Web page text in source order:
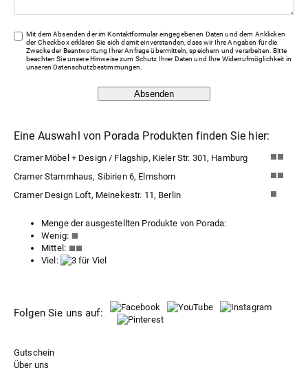
Mit dem Absenden der im Kontaktformular eingegebenen Daten und dem Anklicken
der Checkbox erklären Sie sich damit einverstanden, dass wir Ihre Angaben für die
Zwecke der Beantwortung Ihrer Anfrage übermitteln, speichern und verarbeiten. Bitte
beachten Sie unsere Hinweise zum Schutz Ihrer Daten und Ihre Widerrufmöglichkeit in
unserenDatenschutzbestimmungen
Absenden
Eine Auswahl von Porada Produkten finden Sie hier:
Cramer Möbel + Design / Flagship, Kieler Str. 301, Hamburg
Cramer Stammhaus, Sibirien 6, Elmshorn
Cramer Design Loft, Meinekestr. 11, Berlin
Menge der ausgestellten Produkte von Porada:
Wenig:
Mittel:
Viel:
Folgen Sie uns auf:
Gutschein
Über uns